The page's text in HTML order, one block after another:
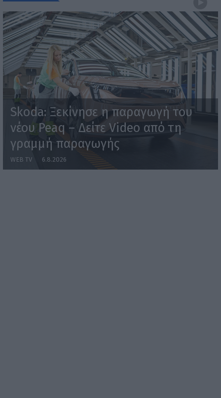
Skoda: Ξεκίνησε η παραγωγή του
νέου Peaq – Δείτε Video από τη
γραμμή παραγωγής
WEB TV 6.8.2026